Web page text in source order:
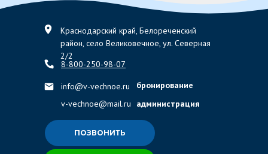
ПОЗВОНИТЬ
Краснодарский край, Белореченский
район, село Великовечное, ул. Северная
2/2
8-800-250-98-07
info@v-vechnoe.ru
бронирование
администрация
v-vechnoe@mail.ru